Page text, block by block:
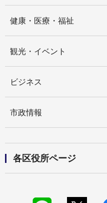
健康・医療・福祉
観光・イベント
ビジネス
市政情報
各区役所ページ